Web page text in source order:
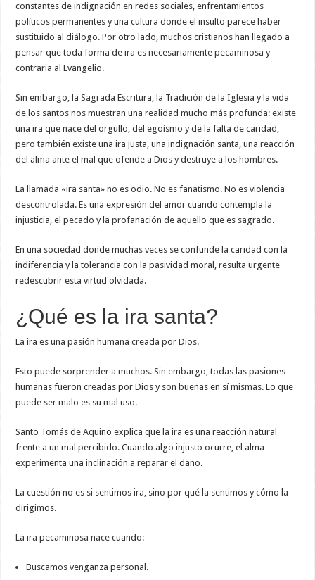
constantes de indignación en redes sociales, enfrentamientos
políticos permanentes y una cultura donde el insulto parece haber
sustituido al diálogo. Por otro lado, muchos cristianos han llegado a
pensar que toda forma de ira es necesariamente pecaminosa y
contraria al Evangelio.
Sin embargo, la Sagrada Escritura, la Tradición de la Iglesia y la vida
de los santos nos muestran una realidad mucho más profunda: existe
una ira que nace del orgullo, del egoísmo y de la falta de caridad,
pero también existe una ira justa, una indignación santa, una reacción
del alma ante el mal que ofende a Dios y destruye a los hombres.
La llamada «ira santa» no es odio. No es fanatismo. No es violencia
descontrolada. Es una expresión del amor cuando contempla la
injusticia, el pecado y la profanación de aquello que es sagrado.
En una sociedad donde muchas veces se confunde la caridad con la
indiferencia y la tolerancia con la pasividad moral, resulta urgente
redescubrir esta virtud olvidada.
¿Qué es la ira santa?
La ira es una pasión humana creada por Dios.
Esto puede sorprender a muchos. Sin embargo, todas las pasiones
humanas fueron creadas por Dios y son buenas en sí mismas. Lo que
puede ser malo es su mal uso.
Santo Tomás de Aquino explica que la ira es una reacción natural
frente a un mal percibido. Cuando algo injusto ocurre, el alma
experimenta una inclinación a reparar el daño.
La cuestión no es si sentimos ira, sino por qué la sentimos y cómo la
dirigimos.
La ira pecaminosa nace cuando:
Buscamos venganza personal.